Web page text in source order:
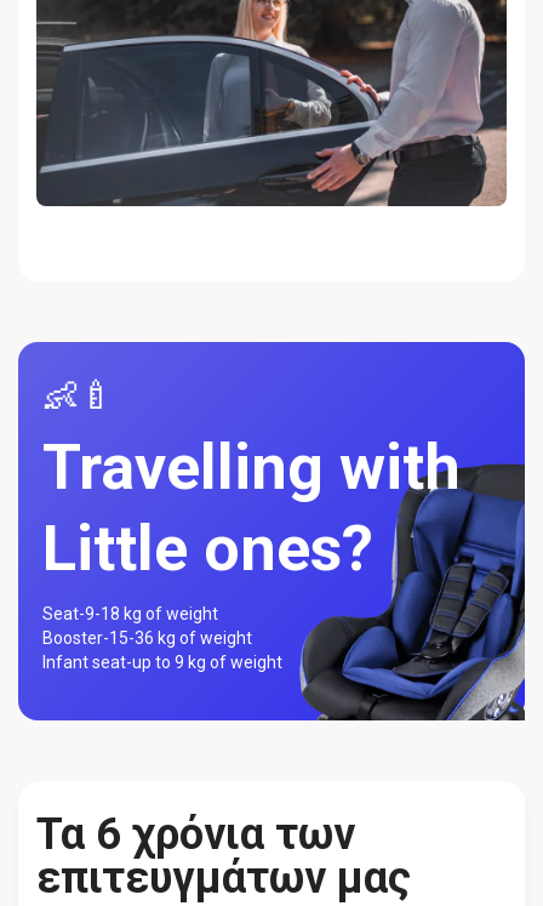
👶🍼
Travelling with
Little ones?
Seat-9-18 kg of weight
Booster-15-36 kg of weight
Infant seat-up to 9 kg of weight
Τα 6 χρόνια των
επιτευγμάτων μας